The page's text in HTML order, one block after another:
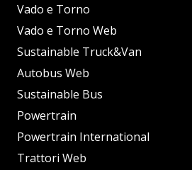
Vado e Torno
Vado e Torno Web
Sustainable Truck&Van
Autobus Web
Sustainable Bus
Powertrain
Powertrain International
Trattori Web